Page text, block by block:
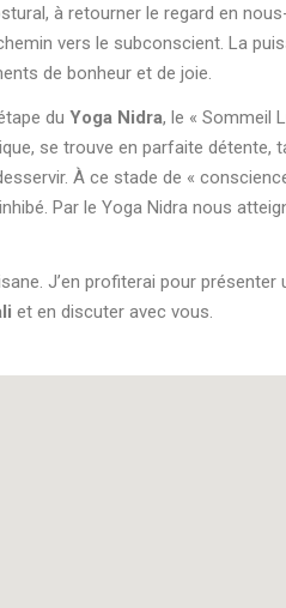
à retourner le regard en
vers le subconscient. La
de bonheur et de joie.
du Yoga Nidra, le « Sommeil
se trouve en parfaite
À ce stade de «
Par le Yoga Nidra nous
J’en profiterai pour
et en discuter avec vous.